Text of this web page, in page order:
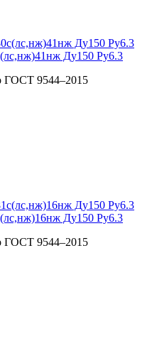
Ду150 Ру6.3
ГОСТ 9544–2015
Ду150 Ру6.3
ГОСТ 9544–2015